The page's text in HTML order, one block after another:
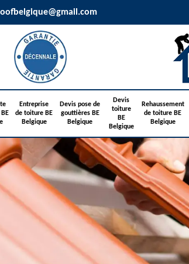
Entreprise
de toiture BE
Belgique
Devis pose de
gouttières BE
Belgique
Devis
toiture
BE
Belgique
Rehaussement
de toiture BE
Belgique